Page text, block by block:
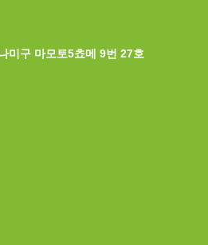
미구 마모토5쵸메 9번 27호